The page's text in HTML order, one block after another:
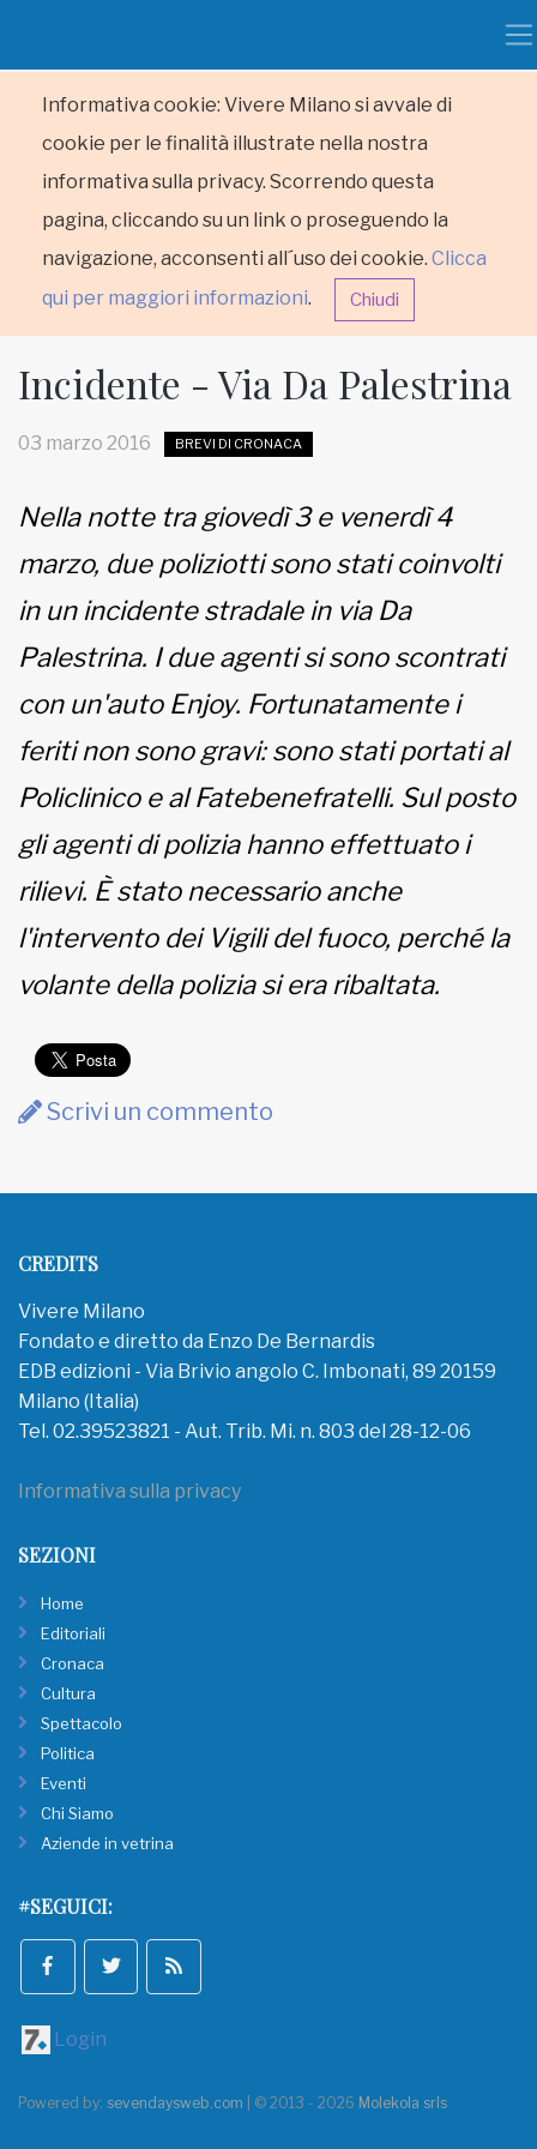
Informativa cookie: Vivere Milano si avvale di
cookie per le finalità illustrate nella nostra
informativa sulla privacy. Scorrendo questa
pagina, cliccando su un link o proseguendo la
navigazione, acconsenti all´uso dei cookie. Clicca
qui per maggiori informazioni. Chiudi
Inviateci le vostre segnalazioni
www.viveremilano.info
Bernardis
EDB edizioni - Via Brivio angolo C.
Imbonati, 89 20159 Milano (Italia)
Informativa sulla privacy
Incidente - Via Da Palestrina
03 marzo 2016 BREVI DI CRONACA
Nella notte tra giovedì 3 e venerdì 4
marzo, due poliziotti sono stati coinvolti
in un incidente stradale in via Da
Palestrina. I due agenti si sono scontrati
con un'auto Enjoy. Fortunatamente i
feriti non sono gravi: sono stati portati al
Policlinico e al Fatebenefratelli. Sul posto
gli agenti di polizia hanno effettuato i
rilievi. È stato necessario anche
l'intervento dei Vigili del fuoco, perché la
volante della polizia si era ribaltata.
Scrivi un commento
CREDITS
Vivere Milano
Fondato e diretto da Enzo De Bernardis
EDB edizioni - Via Brivio angolo C. Imbonati, 89 20159
Milano (Italia)
Tel. 02.39523821 - Aut. Trib. Mi. n. 803 del 28-12-06
Informativa sulla privacy
SEZIONI
Home
Editoriali
Cronaca
Cultura
Spettacolo
Politica
Eventi
Chi Siamo
Aziende in vetrina
#SEGUICI:
Login
Powered by: sevendaysweb.com | © 2013 - 2026 Molekola srls